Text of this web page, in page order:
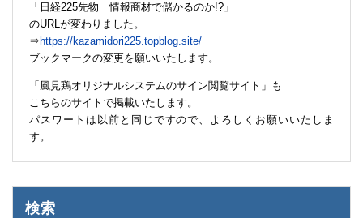
「日経225先物 情報商材で儲かるのか!?」
のURLが変わりました。
⇒ https://kazamidori225.topblog.site/
ブックマークの変更を願いいたします。
「風見鶏オリジナルシステムのサイン閲覧サイト」も
こちらのサイトで掲載いたします。
パスワートは以前と同じですので、よろしくお願いいたしま
す。
検索